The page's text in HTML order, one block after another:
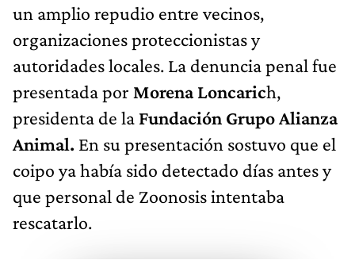
un amplio repudio entre vecinos,
organizaciones proteccionistas y
autoridades locales. La denuncia penal fue
presentada por Morena Loncarich,
presidenta de la Fundación Grupo Alianza
Animal. En su presentación sostuvo que el
coipo ya había sido detectado días antes y
que personal de Zoonosis intentaba
rescatarlo.